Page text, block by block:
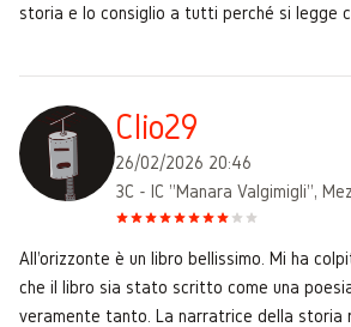
storia e lo consiglio a tutti perché si legge
Clio29
26/02/2026 20:46
3C - IC "Manara Valgimigli",
All'orizzonte è un libro bellissimo. Mi ha
che il libro sia stato scritto come una
veramente tanto. La narratrice della storia